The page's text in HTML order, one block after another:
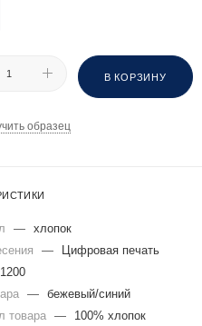
В КОРЗИНУ
образец
— хлопок
—
Цифровая печать
1200
— бежевый/синий
товара
—
100% хлопок